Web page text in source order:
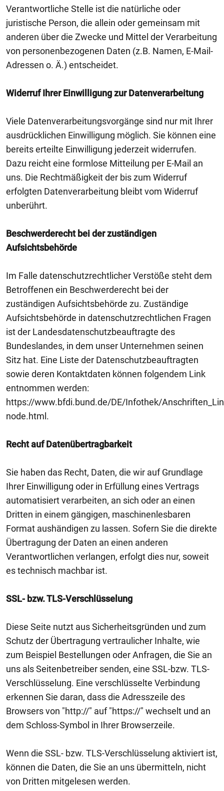
Verantwortliche Stelle ist die natürliche oder
juristische Person, die allein oder gemeinsam mit
anderen über die Zwecke und Mittel der Verarbeitung
von personenbezogenen Daten (z.B. Namen, E-Mail-
Adressen o. Ä.) entscheidet.
Widerruf Ihrer Einwilligung zur Datenverarbeitung
Viele Datenverarbeitungsvorgänge sind nur mit Ihrer
ausdrücklichen Einwilligung möglich. Sie können eine
bereits erteilte Einwilligung jederzeit widerrufen.
Dazu reicht eine formlose Mitteilung per E-Mail an
uns. Die Rechtmäßigkeit der bis zum Widerruf
erfolgten Datenverarbeitung bleibt vom Widerruf
unberührt.
Beschwerderecht bei der zuständigen
Aufsichtsbehörde
Im Falle datenschutzrechtlicher Verstöße steht dem
Betroffenen ein Beschwerderecht bei der
zuständigen Aufsichtsbehörde zu. Zuständige
Aufsichtsbehörde in datenschutzrechtlichen Fragen
ist der Landesdatenschutzbeauftragte des
Bundeslandes, in dem unser Unternehmen seinen
Sitz hat. Eine Liste der Datenschutzbeauftragten
sowie deren Kontaktdaten können folgendem Link
entnommen werden:
https://www.bfdi.bund.de/DE/Infothek/
node.html.
Recht auf Datenübertragbarkeit
Sie haben das Recht, Daten, die wir auf Grundlage
Ihrer Einwilligung oder in Erfüllung eines Vertrags
automatisiert verarbeiten, an sich oder an einen
Dritten in einem gängigen, maschinenlesbaren
Format aushändigen zu lassen. Sofern Sie die direkte
Übertragung der Daten an einen anderen
Verantwortlichen verlangen, erfolgt dies nur, soweit
es technisch machbar ist.
SSL- bzw. TLS-Verschlüsselung
Diese Seite nutzt aus Sicherheitsgründen und zum
Schutz der Übertragung vertraulicher Inhalte, wie
zum Beispiel Bestellungen oder Anfragen, die Sie an
uns als Seitenbetreiber senden, eine SSL-bzw. TLS-
Verschlüsselung. Eine verschlüsselte Verbindung
erkennen Sie daran, dass die Adresszeile des
Browsers von "http://" auf "https://" wechselt und an
dem Schloss-Symbol in Ihrer Browserzeile.
Wenn die SSL- bzw. TLS-Verschlüsselung aktiviert ist,
können die Daten, die Sie an uns übermitteln, nicht
von Dritten mitgelesen werden.